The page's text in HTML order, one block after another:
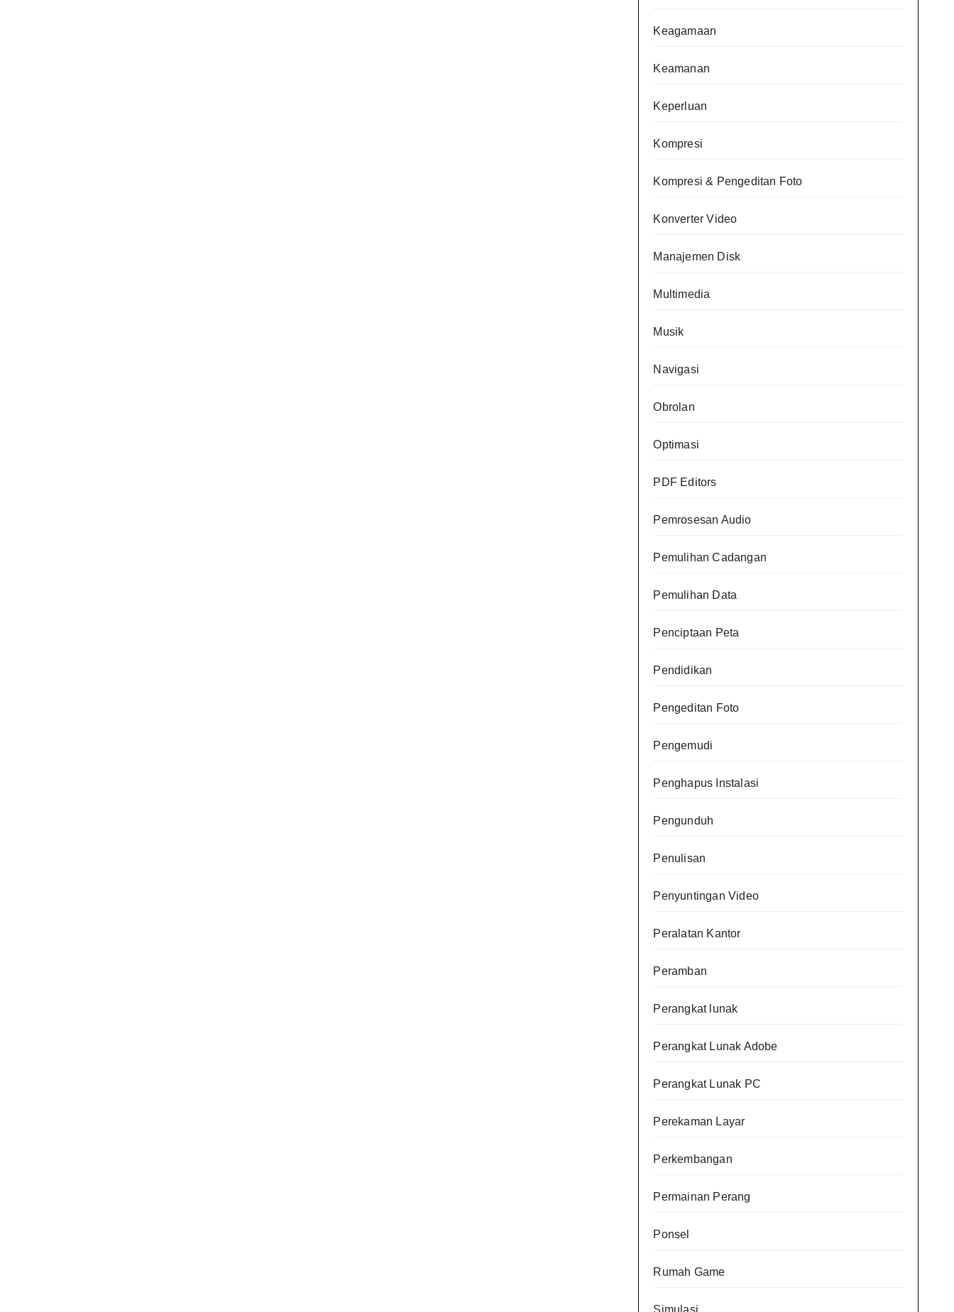
Keagamaan
Keamanan
Keperluan
Kompresi
Kompresi & Pengeditan Foto
Konverter Video
Manajemen Disk
Multimedia
Musik
Navigasi
Obrolan
Optimasi
PDF Editors
Pemrosesan Audio
Pemulihan Cadangan
Pemulihan Data
Penciptaan Peta
Pendidikan
Pengeditan Foto
Pengemudi
Penghapus Instalasi
Pengunduh
Penulisan
Penyuntingan Video
Peralatan Kantor
Peramban
Perangkat lunak
Perangkat Lunak Adobe
Perangkat Lunak PC
Perekaman Layar
Perkembangan
Permainan Perang
Ponsel
Rumah Game
Simulasi